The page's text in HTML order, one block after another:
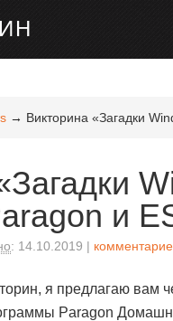
→ Викторина «Загадки
и
: 14.10.2019
я предлагаю вам
Paragon